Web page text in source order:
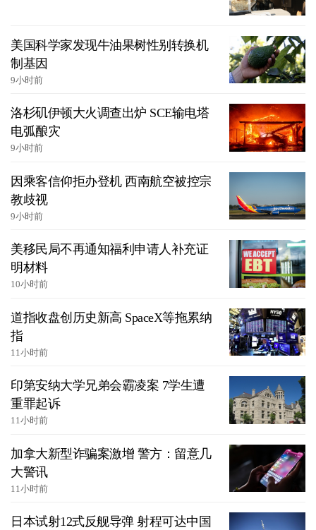
美国科学家发现牛油果树性别转换机
制基因
9小时前
洛杉矶伊顿大火调查出炉 SCE输电塔
电弧酿灾
9小时前
因乘客信仰拒办登机 西南航空被控宗
教歧视
9小时前
美移民局不再通知福利申请人补充证
明材料
10小时前
道指收盘创历史新高 SpaceX等拖累纳
指
11小时前
印第安纳大学兄弟会霸凌案 7学生遭
重罪起诉
11小时前
加拿大新型诈骗案激增 警方：留意几
大警讯
11小时前
日本试射12式反舰导弹 射程可达中国